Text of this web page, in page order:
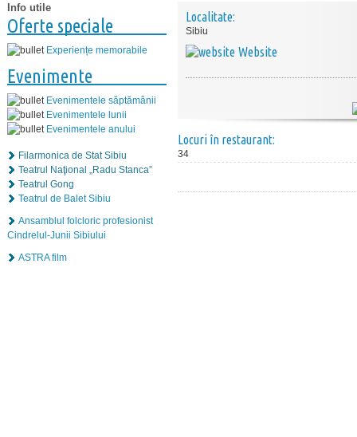
Info utile
Oferte speciale
Experiențe memorabile
Evenimente
Evenimentele săptămânii
Evenimentele lunii
Evenimentele anului
Filarmonica de Stat Sibiu
Teatrul Naţional „Radu Stanca”
Teatrul Gong
Teatrul de Balet Sibiu
Ansamblul folcloric profesionist
Cindrelul-Junii Sibiului
ASTRA film
Localitate:
Sibiu
Website
Locuri în restaurant:
34